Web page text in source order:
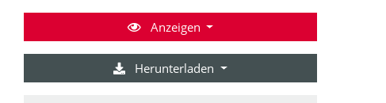
Anzeigen
Herunterladen